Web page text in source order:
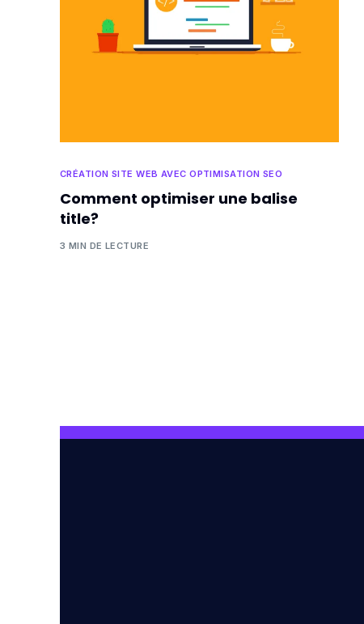
CRÉATION SITE WEB AVEC OPTIMISATION SEO
Comment optimiser une balise
title?
3 MIN DE LECTURE